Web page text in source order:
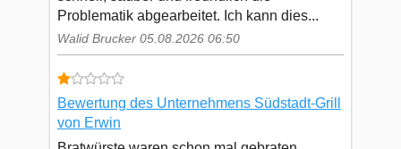
Problematik abgearbeitet. Ich kann dies...
Walid Brucker 05.08.2026 06:50
Bewertung des Unternehmens Südstadt-Grill
von Erwin